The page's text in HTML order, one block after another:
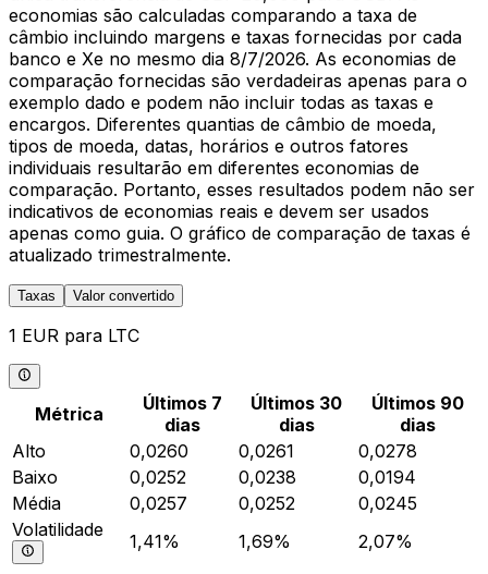
economias são calculadas comparando a taxa de
câmbio incluindo margens e taxas fornecidas por cada
banco e Xe no mesmo dia 8/7/2026. As economias de
comparação fornecidas são verdadeiras apenas para o
exemplo dado e podem não incluir todas as taxas e
encargos. Diferentes quantias de câmbio de moeda,
tipos de moeda, datas, horários e outros fatores
individuais resultarão em diferentes economias de
comparação. Portanto, esses resultados podem não ser
indicativos de economias reais e devem ser usados
apenas como guia. O gráfico de comparação de taxas é
atualizado trimestralmente.
Taxas Valor convertido
1 EUR para LTC
Métrica
Últimos 7
dias
Últimos 30
dias
Últimos 90
dias
Alto
0,0260 0,0261
0,0278
Baixo
0,0252 0,0238
0,0194
Média
0,0257 0,0252
0,0245
Volatilidade
1,41% 1,69% 2,07%